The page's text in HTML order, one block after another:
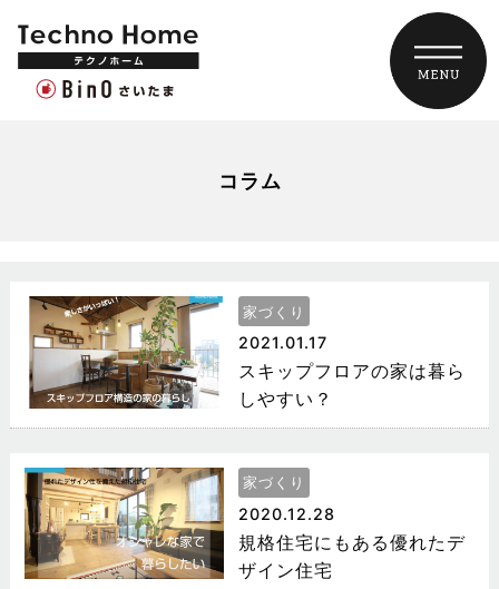
コラム
家づくり
2021.01.17
スキップフロアの家は暮ら
しやすい？
家づくり
2020.12.28
規格住宅にもある優れたデ
ザイン住宅